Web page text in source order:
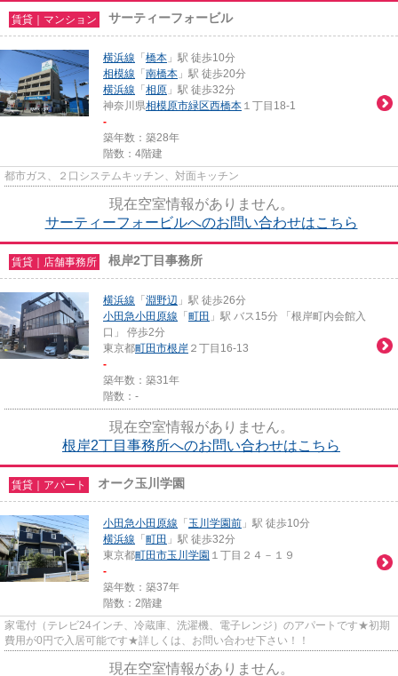
賃貸｜マンション サーティーフォービル
横浜線 「 橋本 」駅 徒歩10分
相模線 「 南橋本 」駅 徒歩20分
横浜線 「 相原 」駅 徒歩32分
神奈川県相模原市緑区西橋本 １丁目18-1
-
築年数：築28年
階数：4階建
都市ガス、２口システムキッチン、対面キッチン
現在空室情報がありません。
サーティーフォービルへのお問い合わせはこちら
賃貸｜店舗事務所 根岸2丁目事務所
横浜線 「 淵野辺 」駅 徒歩26分
小田急小田原線 「 町田 」駅 バス15分 「根岸町内会館入
口」 停歩2分
東京都町田市根岸 ２丁目16-13
-
築年数：築31年
階数：-
現在空室情報がありません。
根岸2丁目事務所へのお問い合わせはこちら
賃貸｜アパート オーク玉川学園
小田急小田原線 「 玉川学園前 」駅 徒歩10分
横浜線 「 町田 」駅 徒歩32分
東京都町田市玉川学園 １丁目２４－１９
-
築年数：築37年
階数：2階建
家電付（テレビ24インチ、冷蔵庫、洗濯機、電子レンジ）のアパートです★初期
費用が0円で入居可能です★詳しくは、お問い合わせ下さい！！
現在空室情報がありません。